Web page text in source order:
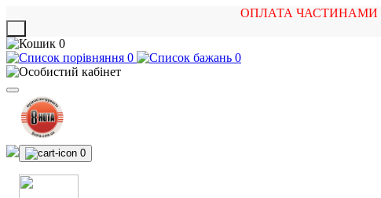
ОПЛАТА ЧАСТИНАМИ
0
0
0
0